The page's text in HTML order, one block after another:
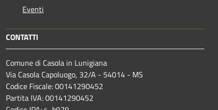
Eventi
CONTATTI
Comune di Casola in Lunigiana
Via Casola Capoluogo, 32/A - 54014 - MS
Codice Fiscale: 00141290452
Partita IVA: 00141290452